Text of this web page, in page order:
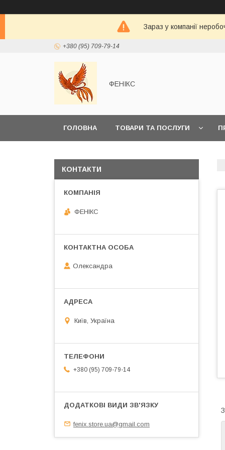
Зараз у компанії
+380 (95) 709-79-14
ФЕНІКС
ГОЛОВНА ТОВАРИ ТА ПОСЛУГИ
КОНТАКТИ
ФЕНІКС
Олександра
Київ, Україна
+380 (95) 709-79-14
fenix.store.ua@gmail.com